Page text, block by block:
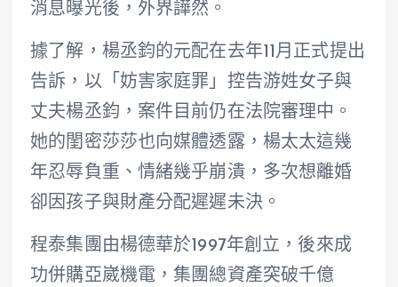
消息曝光後，外界譁然。
據了解，楊丞鈞的元配在去年11月正式提出
告訴，以「妨害家庭罪」控告游姓女子與
丈夫楊丞鈞，案件目前仍在法院審理中。
她的閨密莎莎也向媒體透露，楊太太這幾
年忍辱負重、情緒幾乎崩潰，多次想離婚
卻因孩子與財產分配遲遲未決。
程泰集團由楊德華於1997年創立，後來成
功併購亞崴機電，集團總資產突破千億